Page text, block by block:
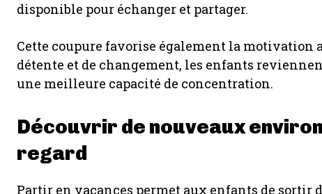
disponible pour échanger et partager.
Cette coupure favorise également la motivation
détente et de changement, les enfants
une meilleure capacité de concentration.
Découvrir de nouveaux
regard
Partir en vacances permet aux enfants de sortir